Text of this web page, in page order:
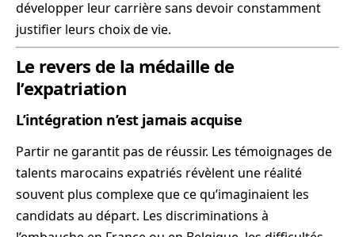
développer leur carrière sans devoir constamment
justifier leurs choix de vie.
Le revers de la médaille de
l’expatriation
L’intégration n’est jamais acquise
Partir ne garantit pas de réussir. Les témoignages de
talents marocains expatriés révèlent une réalité
souvent plus complexe que ce qu’imaginaient les
candidats au départ. Les discriminations à